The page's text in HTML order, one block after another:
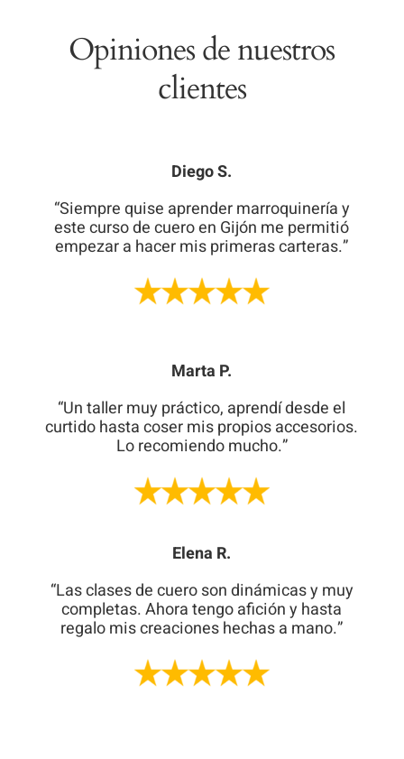
Opiniones de nuestros
clientes
Diego S.
“Siempre quise aprender marroquinería y
este curso de cuero en Gijón me permitió
empezar a hacer mis primeras carteras.”
Marta P.
“Un taller muy práctico, aprendí desde el
curtido hasta coser mis propios accesorios.
Lo recomiendo mucho.”
Elena R.
“Las clases de cuero son dinámicas y muy
completas. Ahora tengo afición y hasta
regalo mis creaciones hechas a mano.”